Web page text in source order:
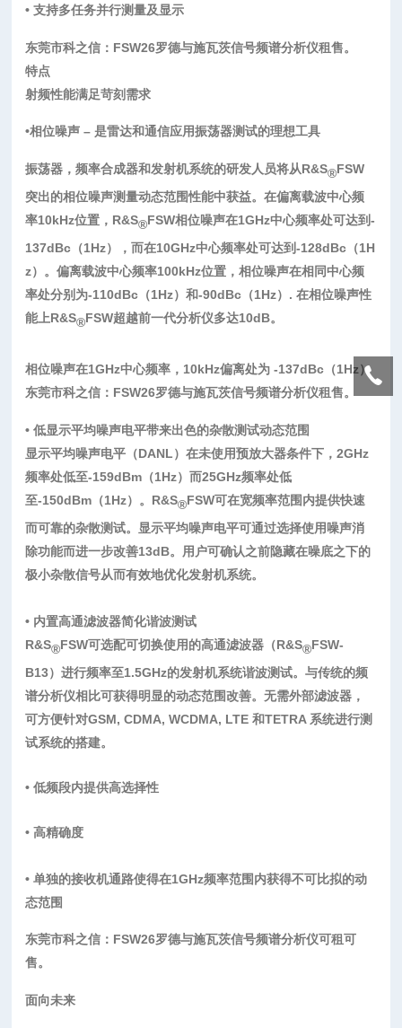
• 支持多任务并行测量及显示
东莞市科之信：FSW26罗德与施瓦茨信号频谱分析仪租售。
特点
射频性能满足苛刻需求
•相位噪声 – 是雷达和通信应用振荡器测试的理想工具
振荡器，频率合成器和发射机系统的研发人员将从R&S®FSW
突出的相位噪声测量动态范围性能中获益。在偏离载波中心频
率10kHz位置，R&S®FSW相位噪声在1GHz中心频率处可达到-
137dBc（1Hz），而在10GHz中心频率处可达到-128dBc（1H
z）。偏离载波中心频率100kHz位置，相位噪声在相同中心频
率处分别为-110dBc（1Hz）和-90dBc（1Hz）. 在相位噪声性
能上R&S®FSW超越前一代分析仪多达10dB。
相位噪声在1GHz中心频率，10kHz偏离处为 -137dBc（1Hz）
东莞市科之信：FSW26罗德与施瓦茨信号频谱分析仪租售。
• 低显示平均噪声电平带来出色的杂散测试动态范围
显示平均噪声电平（DANL）在未使用预放大器条件下，2GHz
频率处低至-159dBm（1Hz）而25GHz频率处低
至-150dBm（1Hz）。R&S®FSW可在宽频率范围内提供快速
而可靠的杂散测试。显示平均噪声电平可通过选择使用噪声消
除功能而进一步改善13dB。用户可确认之前隐藏在噪底之下的
极小杂散信号从而有效地优化发射机系统。
• 内置高通滤波器简化谐波测试
R&S®FSW可选配可切换使用的高通滤波器（R&S®FSW-
B13）进行频率至1.5GHz的发射机系统谐波测试。与传统的频
谱分析仪相比可获得明显的动态范围改善。无需外部滤波器，
可方便针对GSM, CDMA, WCDMA, LTE 和TETRA 系统进行测
试系统的搭建。
• 低频段内提供高选择性
• 高精确度
• 单独的接收机通路使得在1GHz频率范围内获得不可比拟的动
态范围
东莞市科之信：FSW26罗德与施瓦茨信号频谱分析仪可租可
售。
面向未来